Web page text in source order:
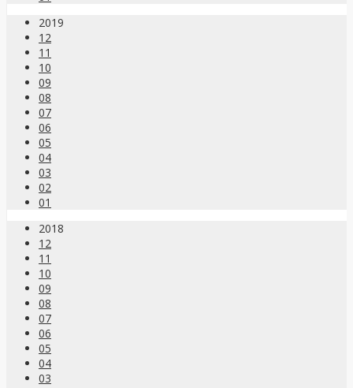
2019
12
11
10
09
08
07
06
05
04
03
02
01
2018
12
11
10
09
08
07
06
05
04
03